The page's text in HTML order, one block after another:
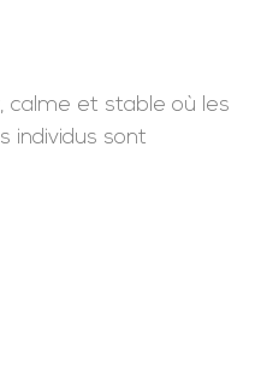
calme et stable où les
individus sont